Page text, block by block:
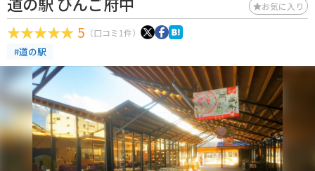
お気に入り
5 （口コミ1件）
#道の駅